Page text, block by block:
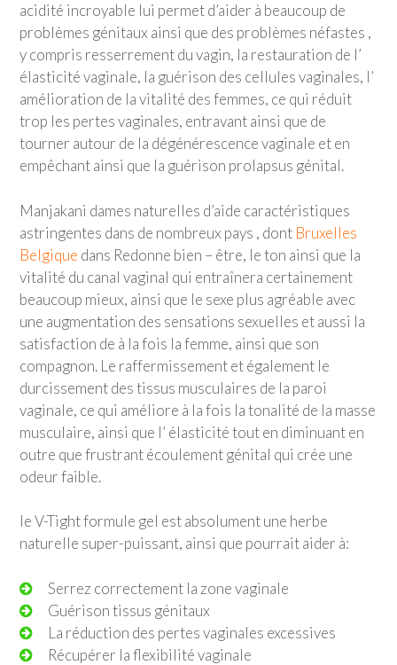
acidité incroyable lui permet d’aider à beaucoup de
problèmes génitaux ainsi que des problèmes néfastes ,
y compris resserrement du vagin, la restauration de l’
élasticité vaginale, la guérison des cellules vaginales, l’
amélioration de la vitalité des femmes, ce qui réduit
trop les pertes vaginales, entravant ainsi que de
tourner autour de la dégénérescence vaginale et en
empêchant ainsi que la guérison prolapsus génital.
Manjakani dames naturelles d’aide caractéristiques
astringentes dans de nombreux pays , dont Bruxelles
Belgique dans Redonne bien – être, le ton ainsi que la
vitalité du canal vaginal qui entraînera certainement
beaucoup mieux, ainsi que le sexe plus agréable avec
une augmentation des sensations sexuelles et aussi la
satisfaction de à la fois la femme, ainsi que son
compagnon. Le raffermissement et également le
durcissement des tissus musculaires de la paroi
vaginale, ce qui améliore à la fois la tonalité de la masse
musculaire, ainsi que l’ élasticité tout en diminuant en
outre que frustrant écoulement génital qui crée une
odeur faible.
le V-Tight formule gel est absolument une herbe
naturelle super-puissant, ainsi que pourrait aider à:
Serrez correctement la zone vaginale
Guérison tissus génitaux
La réduction des pertes vaginales excessives
Récupérer la flexibilité vaginale